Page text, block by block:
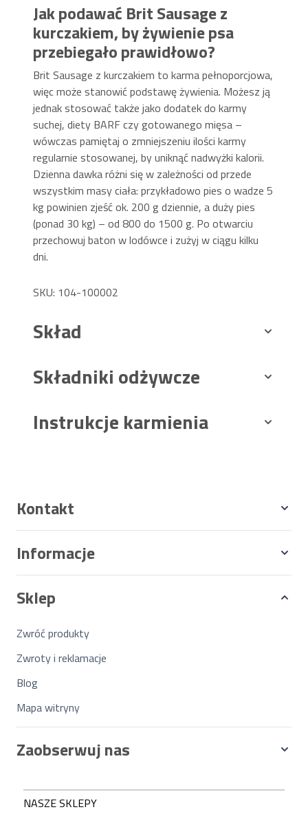
Jak podawać Brit Sausage z
kurczakiem, by żywienie psa
przebiegało prawidłowo?
Brit Sausage z kurczakiem to karma pełnoporcjowa,
więc może stanowić podstawę żywienia. Możesz ją
jednak stosować także jako dodatek do karmy
suchej, diety BARF czy gotowanego mięsa –
wówczas pamiętaj o zmniejszeniu ilości karmy
regularnie stosowanej, by uniknąć nadwyżki kalorii.
Dzienna dawka różni się w zależności od przede
wszystkim masy ciała: przykładowo pies o wadze 5
kg powinien zjeść ok. 200 g dziennie, a duży pies
(ponad 30 kg) – od 800 do 1500 g. Po otwarciu
przechowuj baton w lodówce i zużyj w ciągu kilku
dni.
SKU: 104-100002
Skład
Składniki odżywcze
Instrukcje karmienia
Kontakt
Informacje
Sklep
Zwróć produkty
Zwroty i reklamacje
Blog
Mapa witryny
Zaobserwuj nas
NASZE SKLEPY